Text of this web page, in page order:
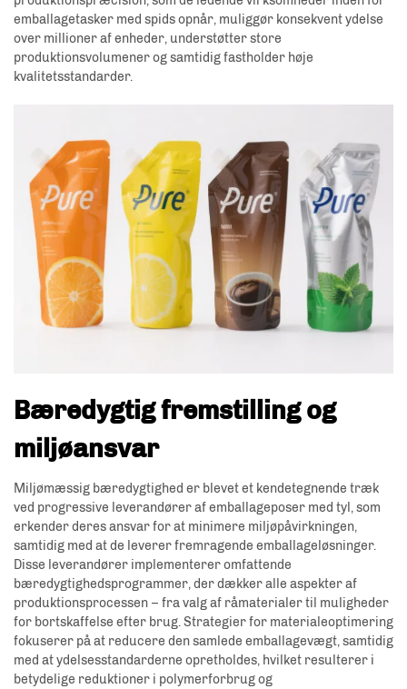
emballagetasker med spids opnår, muliggør konsekvent ydelse
over millioner af enheder, understøtter store
produktionsvolumener og samtidig fastholder høje
kvalitetsstandarder.
Bæredygtig fremstilling og
miljøansvar
Miljømæssig bæredygtighed er blevet et kendetegnende træk
ved progressive leverandører af emballageposer med tyl, som
erkender deres ansvar for at minimere miljøpåvirkningen,
samtidig med at de leverer fremragende emballageløsninger.
Disse leverandører implementerer omfattende
bæredygtighedsprogrammer, der dækker alle aspekter af
produktionsprocessen – fra valg af råmaterialer til muligheder
for bortskaffelse efter brug. Strategier for materialeoptimering
fokuserer på at reducere den samlede emballagevægt, samtidig
med at ydelsesstandarderne opretholdes, hvilket resulterer i
betydelige reduktioner i polymerforbrug og